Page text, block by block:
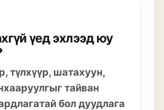
үед эхлээд юу
түлхүүр, шатахуун,
тайван
бол дуудлага